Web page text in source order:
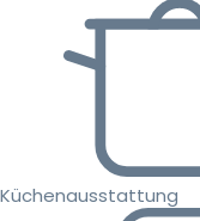
Küchenausstattung